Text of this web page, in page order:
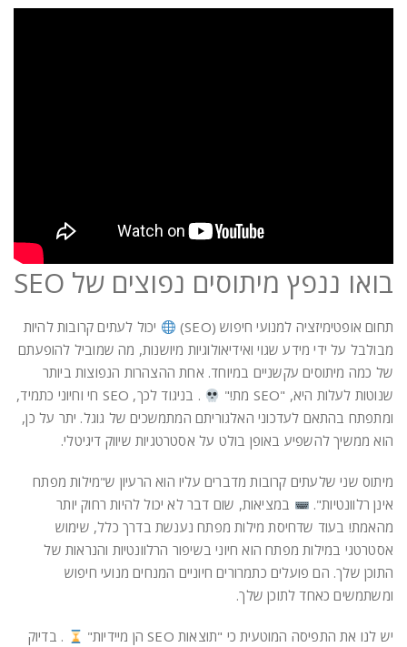
בואו ננפץ מיתוסים נפוצים של SEO
תחום אופטימיזציה למנועי חיפוש (SEO)
יכול לעתים קרובות להיות
מבולבל על ידי מידע שגוי ואידיאולוגיות מיושנות, מה שמוביל להופעתם
של כמה מיתוסים עקשניים במיוחד. אחת ההצהרות הנפוצות ביותר
שנוטות לעלות היא, "SEO מת!"
. בניגוד לכך, SEO חי וחיוני כתמיד,
ומתפתח בהתאם לעדכוני האלגוריתם המתמשכים של גוגל. יתר על כן,
הוא ממשיך להשפיע באופן בולט על אסטרטגיות שיווק דיגיטלי.
מיתוס שני שלעתים קרובות מדברים עליו הוא הרעיון ש"מילות מפתח
אינן רלוונטיות".
במציאות, שום דבר לא יכול להיות רחוק יותר
מהאמת! בעוד שדחיסת מילות מפתח נענשת בדרך כלל, שימוש
אסטרטגי במילות מפתח הוא חיוני בשיפור הרלוונטיות והנראות של
התוכן שלך. הם פועלים כתמרורים חיוניים המנחים מנועי חיפוש
ומשתמשים כאחד לתוכן שלך.
יש לנו את התפיסה המוטעית כי "תוצאות SEO הן מיידיות"
. בדיוק